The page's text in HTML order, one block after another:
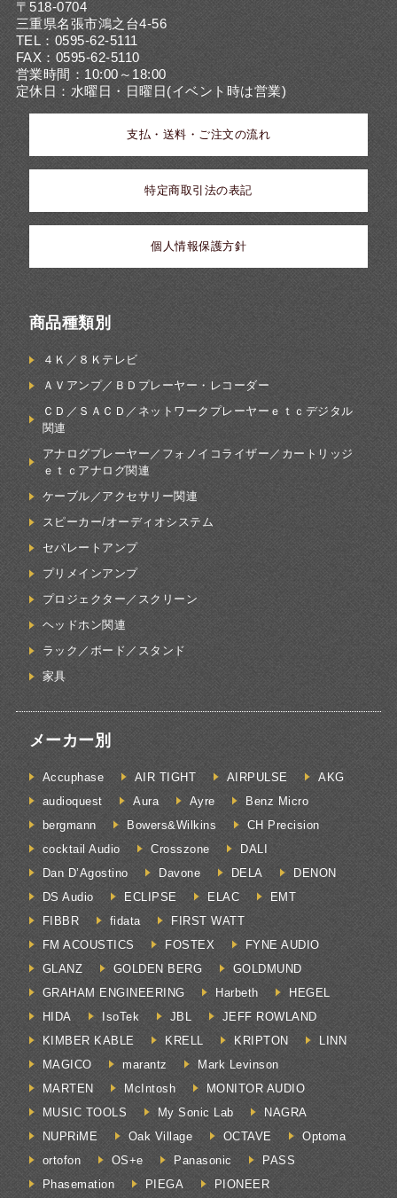
〒518-0704
三重県名張市鴻之台4-56
TEL：0595-62-5111
FAX：0595-62-5110
営業時間：10:00～18:00
定休日：水曜日・日曜日(イベント時は営業)
支払・送料・ご注文の流れ
特定商取引法の表記
個人情報保護方針
商品種類別
４Ｋ／８Ｋテレビ
ＡＶアンプ／ＢＤプレーヤー・レコーダー
ＣＤ／ＳＡＣＤ／ネットワークプレーヤーｅｔｃデジタル
関連
アナログプレーヤー／フォノイコライザー／カートリッジ
ｅｔｃアナログ関連
ケーブル／アクセサリー関連
スピーカー/オーディオシステム
セパレートアンプ
プリメインアンプ
プロジェクター／スクリーン
ヘッドホン関連
ラック／ボード／スタンド
家具
メーカー別
Accuphase AIR TIGHT AIRPULSE
AKG
audioquest
Aura Ayre
Benz Micro
bergmann
Bowers&Wilkins
CH Precision
cocktail Audio
Crosszone
DALI
Dan D’Agostino
Davone DELA
DENON
DS Audio
ECLIPSE ELAC
EMT
FIBBR
fidata
FIRST WATT
FM ACOUSTICS
FOSTEX
FYNE AUDIO
GLANZ
GOLDEN BERG
GOLDMUND
GRAHAM ENGINEERING
Harbeth
HEGEL
HIDA
IsoTek JBL
JEFF ROWLAND
KIMBER KABLE
KRELL KRIPTON
LINN
MAGICO
marantz
Mark Levinson
MARTEN
McIntosh
MONITOR AUDIO
MUSIC TOOLS
My Sonic Lab
NAGRA
NUPRiME
Oak Village OCTAVE
Optoma
ortofon
OS+e Panasonic
PASS
Phasemation
PIEGA PIONEER